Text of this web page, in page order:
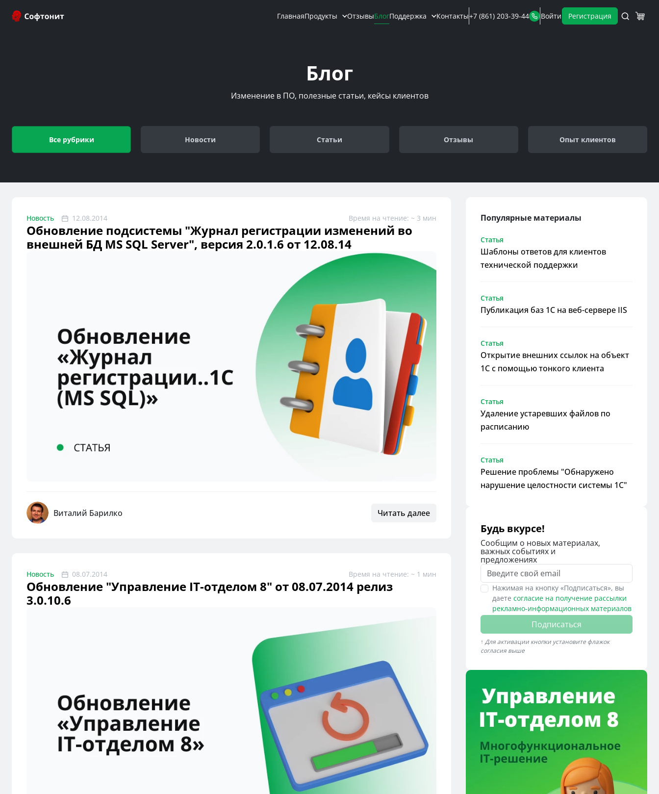
ГлавнаяПродукты ОтзывыБлогПоддержка Контакты+7 (861) 203-39-44 Войти Регистрация
Блог
Изменение в ПО, полезные статьи, кейсы клиентов
Все рубрики Новости Cтатьи Отзывы Опыт клиентов
Новость 12.08.2014 Время на чтение: ~ 3 мин
Обновление подсистемы "Журнал регистрации изменений во
внешней БД MS SQL Server", версия 2.0.1.6 от 12.08.14
Виталий Барилко Читать далее
Новость 08.07.2014 Время на чтение: ~ 1 мин
Обновление "Управление IT-отделом 8" от 08.07.2014 релиз
3.0.10.6
Популярные материалы
Статья
Шаблоны ответов для клиентов
технической поддержки
Статья
Публикация баз 1С на веб-сервере IIS
Статья
Открытие внешних ссылок на объект
1С с помощью тонкого клиента
Статья
Удаление устаревших файлов по
расписанию
Статья
Решение проблемы "Обнаружено
нарушение целостности системы 1С"
Будь вкурсе!
Сообщим о новых материалах,
важных событиях и
предложениях
Нажимая на кнопку «Подписаться», вы
даете согласие на получение рассылки
рекламно-информационных материалов
Подписаться
↑ Для активации кнопки установите флажок
согласия выше